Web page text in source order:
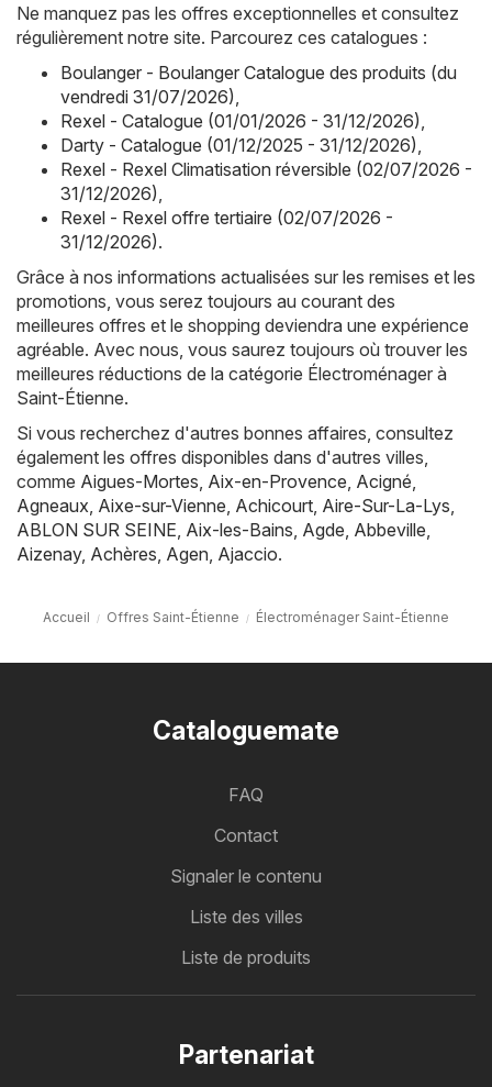
Ne manquez pas les offres exceptionnelles et consultez
régulièrement notre site. Parcourez ces catalogues :
Boulanger - Boulanger Catalogue des produits (du
vendredi 31/07/2026)
Rexel - Catalogue (01/01/2026 - 31/12/2026)
Darty - Catalogue (01/12/2025 - 31/12/2026)
Rexel - Rexel Climatisation réversible (02/07/2026 -
31/12/2026)
Rexel - Rexel offre tertiaire (02/07/2026 -
31/12/2026).
Grâce à nos informations actualisées sur les remises et les
promotions, vous serez toujours au courant des
meilleures offres et le shopping deviendra une expérience
agréable. Avec nous, vous saurez toujours où trouver les
meilleures réductions de la catégorie Électroménager à
Saint-Étienne.
Si vous recherchez d'autres bonnes affaires, consultez
également les offres disponibles dans d'autres villes,
comme Aigues-Mortes Aix-en-Provence Acigné
Agneaux Aixe-sur-Vienne Achicourt Aire-Sur-La-Lys
ABLON SUR SEINE Aix-les-Bains Agde Abbeville
Aizenay, Achères Agen Ajaccio.
Accueil Offres Saint-Étienne Électroménager Saint-Étienne
Cataloguemate
FAQ
Contact
Signaler le contenu
Liste des villes
Liste de produits
Partenariat